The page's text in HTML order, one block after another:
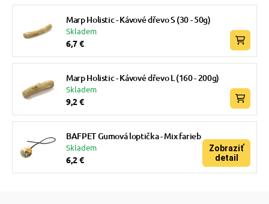
Marp Holistic - Kávové dřevo S (30 - 50g)
Skladem
6,7 €
Marp Holistic - Kávové dřevo L (160 - 200g)
Skladem
9,2 €
BAFPET Gumová loptička - Mix farieb
Skladem
6,2 €
Zobraziť
detail